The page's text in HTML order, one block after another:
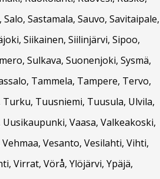
Sastamala, Sauvo, Savitaipale,
Siikainen, Siilinjärvi, Sipoo,
Sulkava, Suonenjoki, Sysmä,
Tammela, Tampere, Tervo,
Turku, Tuusniemi, Tuusula, Ulvila,
Vaasa, Valkeakoski,
Vesanto, Vesilahti, Vihti,
Virrat, Vörå, Ylöjärvi, Ypäjä,